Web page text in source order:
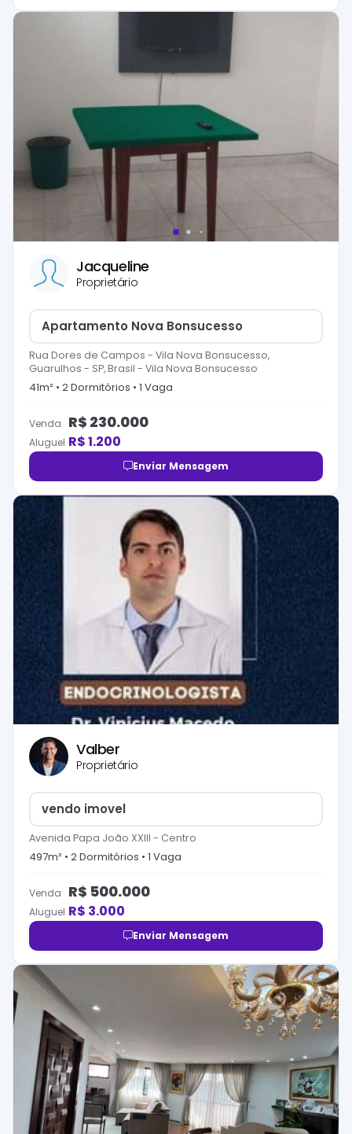
Jacqueline
Proprietário
Apartamento Nova Bonsucesso
Rua Dores de Campos - Vila Nova Bonsucesso,
Guarulhos - SP, Brasil - Vila Nova Bonsucesso
41m² • 2Dormitórios • 1 Vaga
Venda R$ 230.000
Aluguel R$1.200
Enviar Mensagem
Valber
Proprietário
vendo imovel
Avenida Papa João XXIII - Centro
497m² • 2Dormitórios • 1 Vaga
Venda R$ 500.000
Aluguel R$ 3.000
Enviar Mensagem